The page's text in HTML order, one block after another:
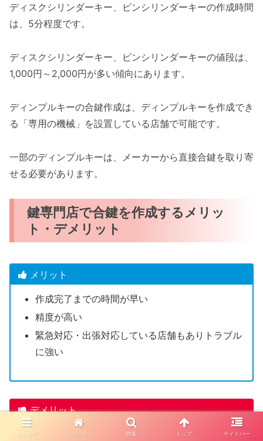
ディスクシリンダーキー、ピンシリンダーキーの作成時間
は、5分程度です。
ディスクシリンダーキー、ピンシリンダーキーの値段は、
1,000円～2,000円が多い傾向にあります。
ディンプルキーの合鍵作成は、ディンプルキーを作成でき
る「専用の機械」を設置している店舗で可能です。
一部のディンプルキーは、メーカーから直接合鍵を取り寄
せる必要があります。
鍵専門店で合鍵を作成するメリッ
ト・デメリット
メリット
作成完了までの時間が早い
精度が高い
緊急対応・出張対応している店舗もありトラブル
に強い
デメリット
一部のディンプルキーは店舗で合鍵作成できない
メニュー ホーム 検索 トップ サイドバー